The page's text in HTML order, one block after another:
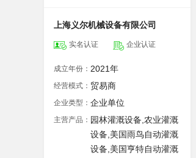
上海义尔机械设备有限公司
实名认证 企业认证
成立年份： 2021年
经营模式： 贸易商
企业类型： 企业单位
主营产品： 园林灌溉设备,农业灌溉
设备,美国雨鸟自动灌溉
设备,美国亨特自动灌溉